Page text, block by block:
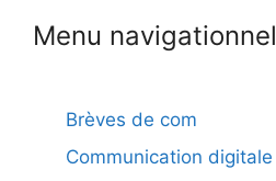
Menu navigationnel
Brèves de com
Communication digitale